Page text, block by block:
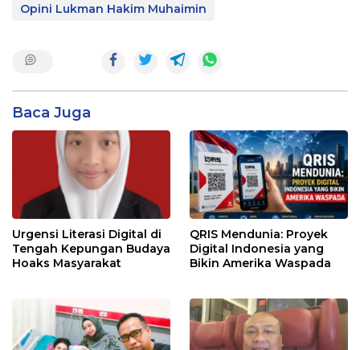
Opini Lukman Hakim Muhaimin
Baca Juga
Urgensi Literasi Digital di
Tengah Kepungan Budaya
Hoaks Masyarakat
QRIS Mendunia: Proyek
Digital Indonesia yang
Bikin Amerika Waspada